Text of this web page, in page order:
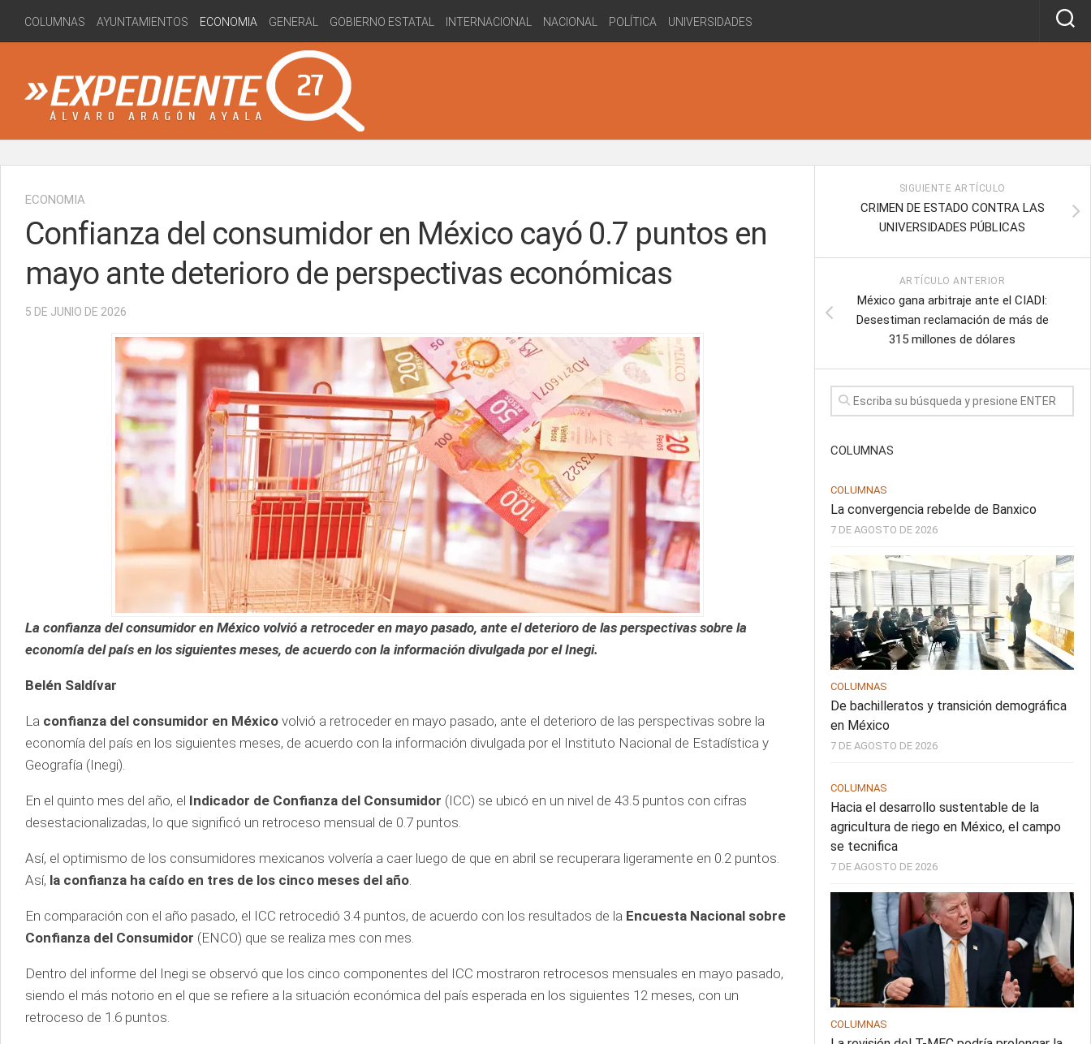
content
COLUMNAS AYUNTAMIENTOS ECONOMIA GENERAL GOBIERNO ESTATAL INTERNACIONAL NACIONAL POLÍTICA UNIVERSIDADES
ECONOMIA
Confianza del consumidor en México cayó 0.7 puntos en
mayo ante deterioro de perspectivas económicas
5 DE JUNIO DE 2026
La confianza del consumidor en México volvió a retroceder en mayo pasado, ante el deterioro de las perspectivas sobre la
economía del país en los siguientes meses, de acuerdo con la información divulgada por el Inegi.
Belén Saldívar
La confianza del consumidor en México volvió a retroceder en mayo pasado, ante el deterioro de las perspectivas sobre la
economía del país en los siguientes meses, de acuerdo con la información divulgada por el Instituto Nacional de Estadística y
Geografía (Inegi).
En el quinto mes del año, el Indicador de Confianza del Consumidor (ICC) se ubicó en un nivel de 43.5 puntos con cifras
desestacionalizadas, lo que significó un retroceso mensual de 0.7 puntos.
Así, el optimismo de los consumidores mexicanos volvería a caer luego de que en abril se recuperara ligeramente en 0.2 puntos.
Así, la confianza ha caído en tres de los cinco meses del año.
En comparación con el año pasado, el ICC retrocedió 3.4 puntos, de acuerdo con los resultados de la Encuesta Nacional sobre
Confianza del Consumidor (ENCO) que se realiza mes con mes.
Dentro del informe del Inegi se observó que los cinco componentes del ICC mostraron retrocesos mensuales en mayo pasado,
siendo el más notorio en el que se refiere a la situación económica del país esperada en los siguientes 12 meses, con un
retroceso de 1.6 puntos.
SIGUIENTE ARTÍCULO
CRIMEN DE ESTADO CONTRA LAS
UNIVERSIDADES PÚBLICAS
ARTÍCULO ANTERIOR
México gana arbitraje ante el CIADI:
Desestiman reclamación de más de
315 millones de dólares
COLUMNAS
COLUMNAS
La convergencia rebelde de Banxico
7 DE AGOSTO DE 2026
COLUMNAS
De bachilleratos y transición demográfica
en México
7 DE AGOSTO DE 2026
COLUMNAS
Hacia el desarrollo sustentable de la
agricultura de riego en México, el campo
se tecnifica
7 DE AGOSTO DE 2026
COLUMNAS